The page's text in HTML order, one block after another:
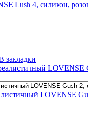
Lush 4, силикон,
закладки
LOVENSE